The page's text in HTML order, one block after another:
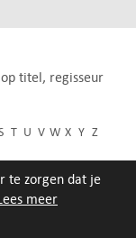
te zorgen dat je
meer
titel, regisseur
T U V W X Y Z